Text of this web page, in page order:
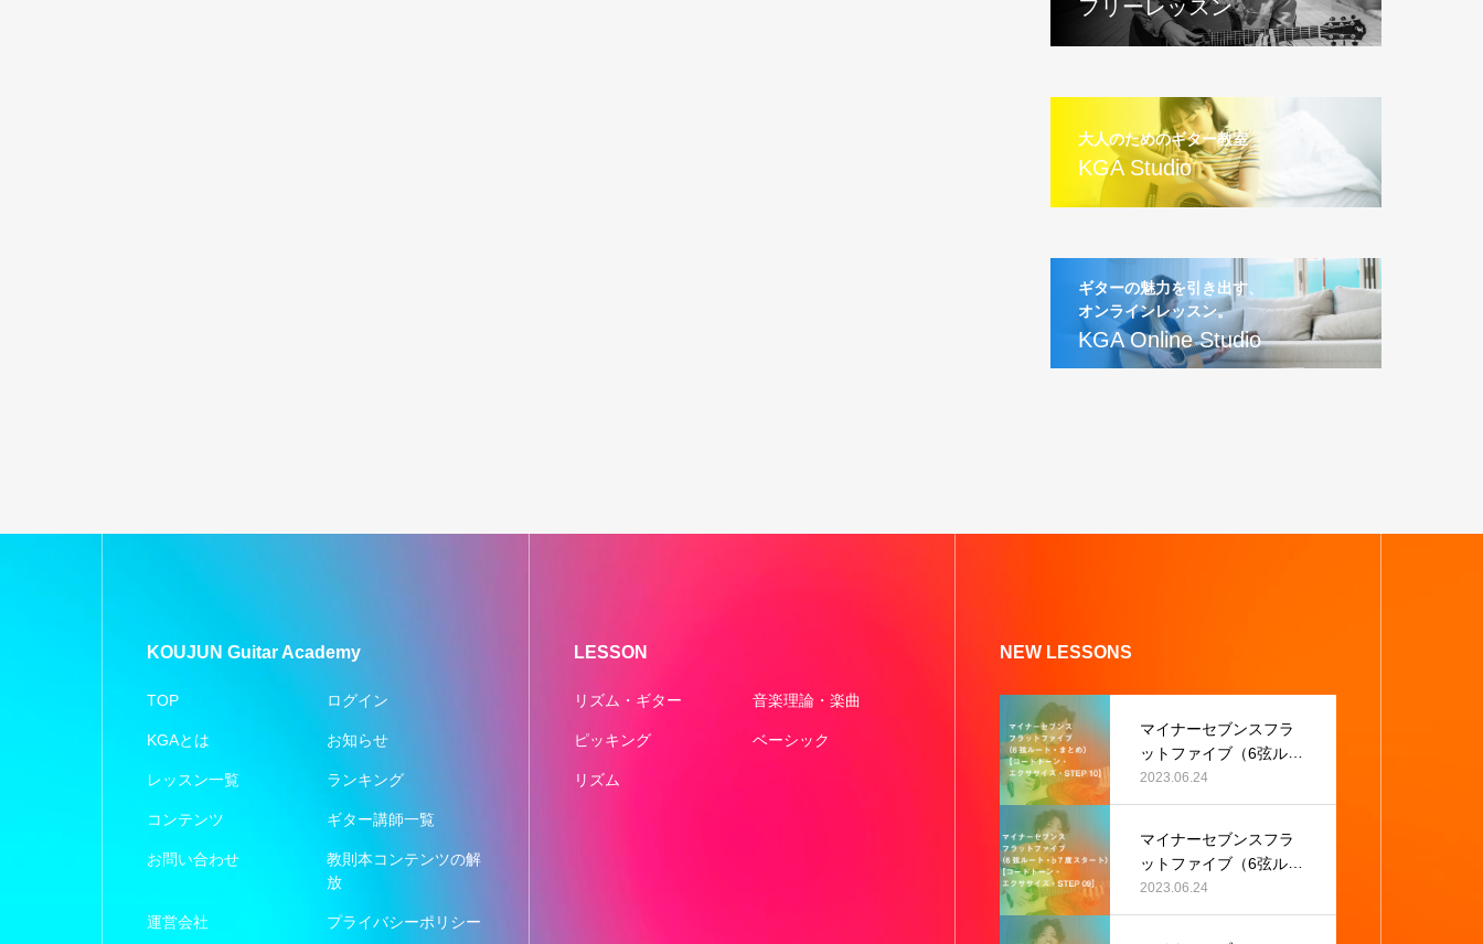
フリーレッスン
大人のためのギター教室
KGA Studio
ギターの魅力を引き出す、
オンラインレッスン。
KGA Online Studio
KOUJUN Guitar Academy
TOP ログイン
KGAとは お知らせ
レッスン一覧 ランキング
コンテンツ ギター講師一覧
お問い合わせ
教則本コンテンツの解
放
運営会社 プライバシーポリシー
LESSON
リズム・ギター 音楽理論・楽曲
ピッキング ベーシック
リズム
NEW LESSONS
マイナーセブンスフラ
ットファイブ（6弦ルー
ト・まとめ）【コード
トーン・エクササイ
2023.06.24
マイナーセブンスフラ
ットファイブ（6弦ルー
ト・♭7度スタート）
【コードトーン・エク
2023.06.24